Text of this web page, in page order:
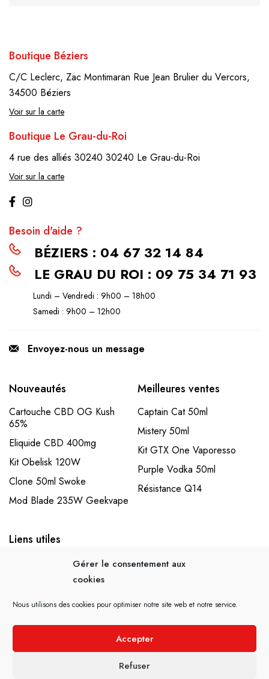
Gérer le consentement aux
cookies
Nous utilisons des cookies pour optimiser notre site web et notre service.
Accepter
Refuser
Boutique Béziers
C/C Leclerc, Zac Montimaran Rue Jean Brulier du Vercors,
34500 Béziers
Voir sur la carte
Boutique Le Grau-du-Roi
4 rue des alliés 30240 30240 Le Grau-du-Roi
Voir sur la carte
Besoin d'aide ?
BÉZIERS : 04 67 32 14 84
LE GRAU DU ROI : 09 75 34 71 93
Lundi – Vendredi : 9h00 – 18h00
Samedi : 9h00 – 12h00
Envoyez-nous un message
Nouveautés
Cartouche CBD OG Kush
65%
Eliquide CBD 400mg
Kit Obelisk 120W
Clone 50ml Swoke
Mod Blade 235W Geekvape
Meilleures ventes
Captain Cat 50ml
Mistery 50ml
Kit GTX One Vaporesso
Purple Vodka 50ml
Résistance Q14
Liens utiles
Mon compte
Mentions légales
Politique de confidentialité
© 2021 Cig Concept. Site réalisé parGuard Informatique